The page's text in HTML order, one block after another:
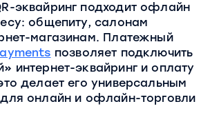
эквайринг подходит офлайн
общепиту, салонам
магазинам. Платежный
позволяет подключить
интернет-эквайринг и оплату
делает его универсальным
онлайн и офлайн-торговли